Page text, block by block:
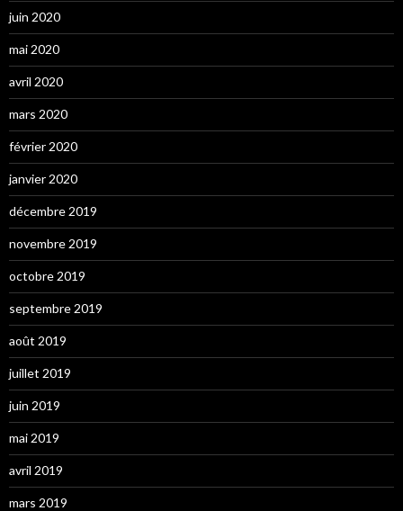
juin 2020
mai 2020
avril 2020
mars 2020
février 2020
janvier 2020
décembre 2019
novembre 2019
octobre 2019
septembre 2019
août 2019
juillet 2019
juin 2019
mai 2019
avril 2019
mars 2019